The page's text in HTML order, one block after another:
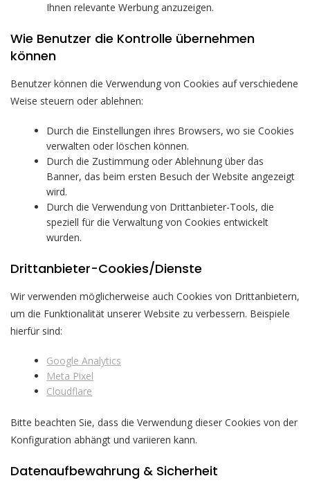
Ihnen relevante Werbung anzuzeigen.
Wie Benutzer die Kontrolle übernehmen
können
Benutzer können die Verwendung von Cookies auf verschiedene
Weise steuern oder ablehnen:
Durch die Einstellungen ihres Browsers, wo sie Cookies
verwalten oder löschen können.
Durch die Zustimmung oder Ablehnung über das
Banner, das beim ersten Besuch der Website angezeigt
wird.
Durch die Verwendung von Drittanbieter-Tools, die
speziell für die Verwaltung von Cookies entwickelt
wurden.
Drittanbieter-Cookies/Dienste
Wir verwenden möglicherweise auch Cookies von Drittanbietern,
um die Funktionalität unserer Website zu verbessern. Beispiele
hierfür sind:
Google Analytics
Meta Pixel
Cloudflare
Bitte beachten Sie, dass die Verwendung dieser Cookies von der
Konfiguration abhängt und variieren kann.
Datenaufbewahrung & Sicherheit